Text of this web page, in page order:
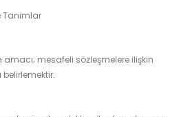
amacı; mesafeli sözleşmelere ilişkin